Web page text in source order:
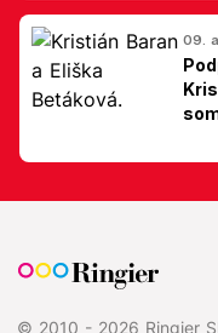
09.
© 2010 - 2026 Ringier